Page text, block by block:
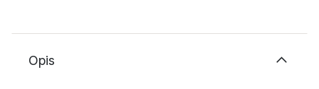
Opis